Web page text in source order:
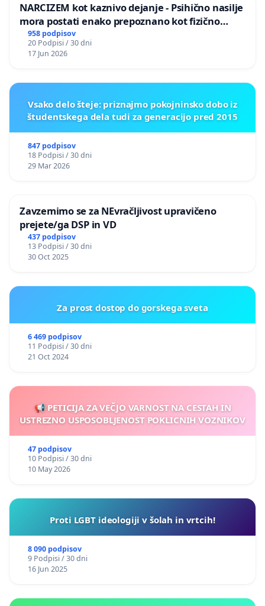
NARCIZEM kot kaznivo dejanje - Psihično nasilje
mora postati enako prepoznano kot fizično
nasilje
958 podpisov
20 Podpisi / 30 dni
17 Jun 2026
Vsako delo šteje: priznajmo pokojninsko dobo iz
študentskega dela tudi za generacijo pred 2015
847 podpisov
18 Podpisi / 30 dni
29 Mar 2026
Zavzemimo se za NEvračljivost upravičeno
prejete/ga DSP in VD
437 podpisov
13 Podpisi / 30 dni
30 Oct 2025
Za prost dostop do gorskega sveta
6 469 podpisov
11 Podpisi / 30 dni
21 Oct 2024
📢 PETICIJA ZA VEČJO VARNOST NA CESTAH IN
USTREZNO USPOSOBLJENOST POKLICNIH VOZNIKOV
47 podpisov
10 Podpisi / 30 dni
10 May 2026
Proti LGBT ideologiji v šolah in vrtcih!
8 090 podpisov
9 Podpisi / 30 dni
16 Jun 2025